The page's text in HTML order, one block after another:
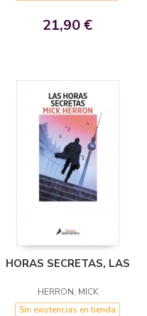
21,90 €
HORAS SECRETAS, LAS
HERRON, MICK
Sin existencias en tienda